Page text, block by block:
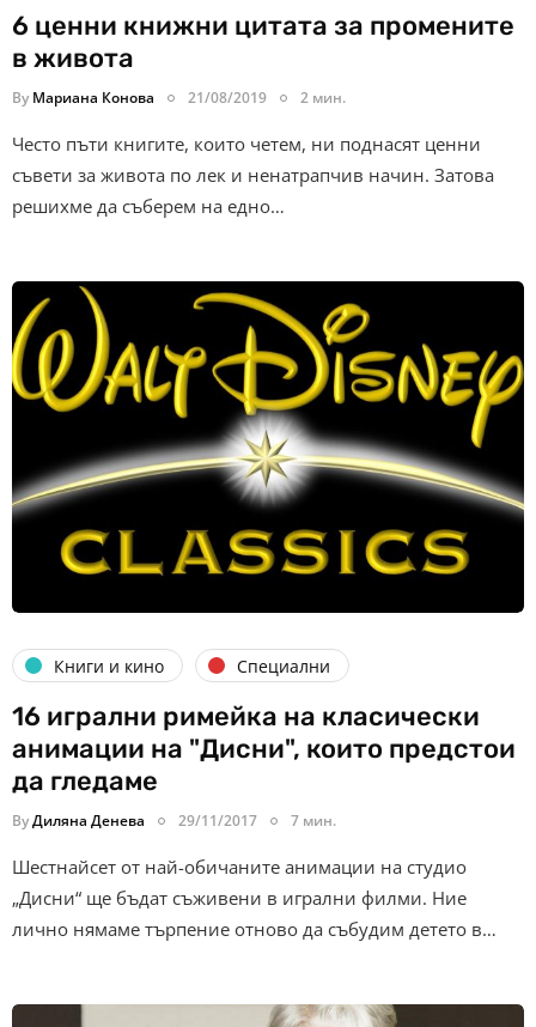
6 ценни книжни цитата за промените
в живота
By Мариана Конова 21/08/2019 2 мин.
Често пъти книгите, които четем, ни поднасят ценни
съвети за живота по лек и ненатрапчив начин. Затова
решихме да съберем на едно…
Книги и кино Специални
16 игрални римейка на класически
анимации на "Дисни", които предстои
да гледаме
ByДиляна Денева 29/11/2017 7 мин.
Шестнайсет от най-обичаните анимации на студио
„Дисни“ ще бъдат съживени в игрални филми. Ние
лично нямаме търпение отново да събудим детето в…